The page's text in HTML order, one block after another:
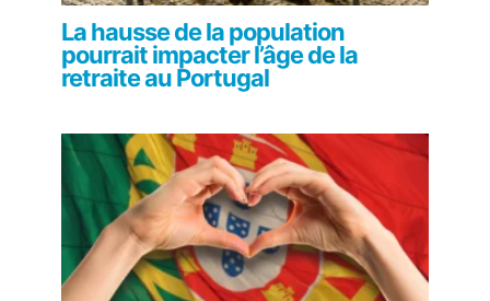
La hausse de la population
pourrait impacter l’âge de la
retraite au Portugal